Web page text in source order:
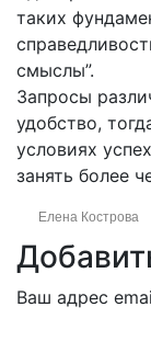
таких
смыслы”.
Запросы
удобство,
условиях
занять более
Елена Кострова
Ваш адрес